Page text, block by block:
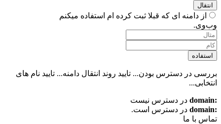
انتقال
از دامنه ای که قبلا ثبت کرده ام استفاده میکنم
وب‌وی.
استفاده
بررسی در دسترس بودن... تایید روند انتقال دامنه... تایید نام های
انتخابی...
:domain
در دسترس نیست
:domain
در دسترس است.
تماس با ما